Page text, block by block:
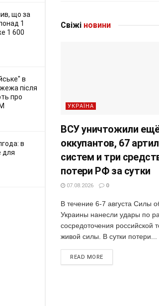
що за
1
1 600
в
після
про
в
для
Свіжі новини
УКРАЇНА
ВСУ уничтожили
оккупантов, 67
систем и три
потери РФ за сутки
07.08.2026 0
В течение 6-7 августа Силы
Украины нанесли удары по
сосредоточения российской
живой силы. В сутки потери...
READ MORE